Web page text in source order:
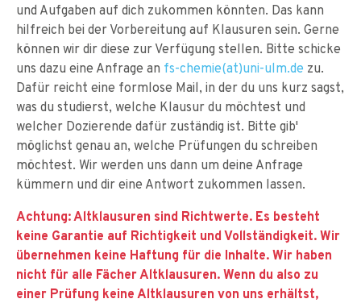
und Aufgaben auf dich zukommen könnten. Das kann
hilfreich bei der Vorbereitung auf Klausuren sein. Gerne
können wir dir diese zur Verfügung stellen. Bitte schicke
uns dazu eine Anfrage an fs-chemie(at)uni-ulm.de zu.
Dafür reicht eine formlose Mail, in der du uns kurz sagst,
was du studierst, welche Klausur du möchtest und
welcher Dozierende dafür zuständig ist. Bitte gib'
möglichst genau an, welche Prüfungen du schreiben
möchtest. Wir werden uns dann um deine Anfrage
kümmern und dir eine Antwort zukommen lassen.
Achtung: Altklausuren sind Richtwerte. Es besteht
keine Garantie auf Richtigkeit und Vollständigkeit. Wir
übernehmen keine Haftung für die Inhalte. Wir haben
nicht für alle Fächer Altklausuren. Wenn du also zu
einer Prüfung keine Altklausuren von uns erhältst,